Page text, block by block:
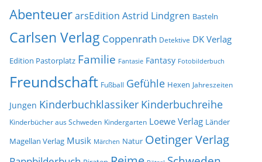
e
v
AbenteuerarsEdition Astrid Lindgren Basteln
Carlsen Verlag Coppenrath Detektive DK Verlag
Edition Pastorplatz Familie Fantasie Fantasy Fotobilderbuch
Freundschaft Fußball Gefühle Hexen Jahreszeiten
Jungen Kinderbuchklassiker Kinderbuchreihe
Kinderbücher aus Schweden Kindergarten Loewe Verlag Länder
Magellan Verlag Musik Märchen Natur Oetinger Verlag